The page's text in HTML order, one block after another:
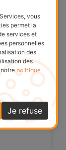
vous
permet la
services et
personnelles
des
des
notrepolitique
Je refuse